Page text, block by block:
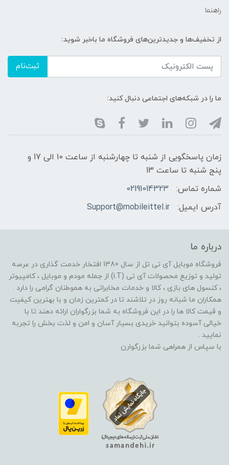
راهنما
از تخفیف‌ها و جدیدترین‌های فروشگاه ما باخبر شوید:
ثبت‌نام
ما را در شبکه‌های اجتماعی دنبال کنید:
زمان پاسخگویی از شنبه تا چهارشنبه از ساعت 10 الی 17 و
پنج شنبه تا ساعت 13
شماره تماس:
02191014323
آدرس ایمیل:
Support@mobileittel.ir
درباره ما
فروشگاه موبایل آی تی تل از سال 1380 افتخار خدمت گذاری در عرصه
تولید و توزیع محصولات آی تی (i.T) از جمله مودم و موبایل ، کامپیوتر
، کنسول های بازی ، کالا و خدمات مخابراتی به هموطنان گرامی را دارد .
همکاران ما شبانه روز در تلاشند تا در کمترین زمان و با بهترین کیفیت
و قیمت کالا ها را در این فروشگاه به شما بزرگواران ارائه دهند تا با
خیالی آسوده بتوانید خریدی بسیار آسان و امن و لذت بخش را تجربه
نمایید .
با سپاس از همراهی شما بزرگوارن